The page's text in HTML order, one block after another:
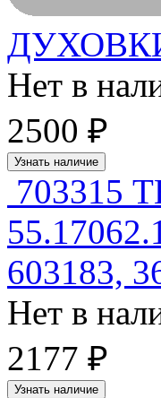
Нет в
2500 ₽
Узнать наличие
603183,
Нет в
2177 ₽
Узнать наличие